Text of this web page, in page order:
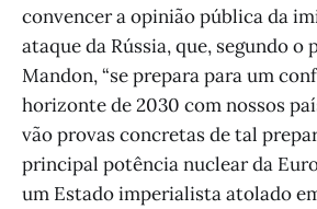
convencer a opinião pública da
ataque da Rússia, que, segundo o
Mandon, “se prepara para um
horizonte de 2030 com nossos
vão provas concretas de tal
principal potência nuclear da
um Estado imperialista atolado